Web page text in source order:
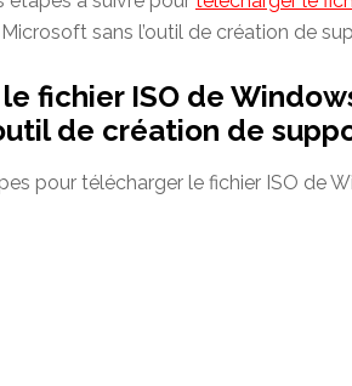
sans l’outil de création de
fichier ISO de
de création de
pour télécharger le fichier ISO de